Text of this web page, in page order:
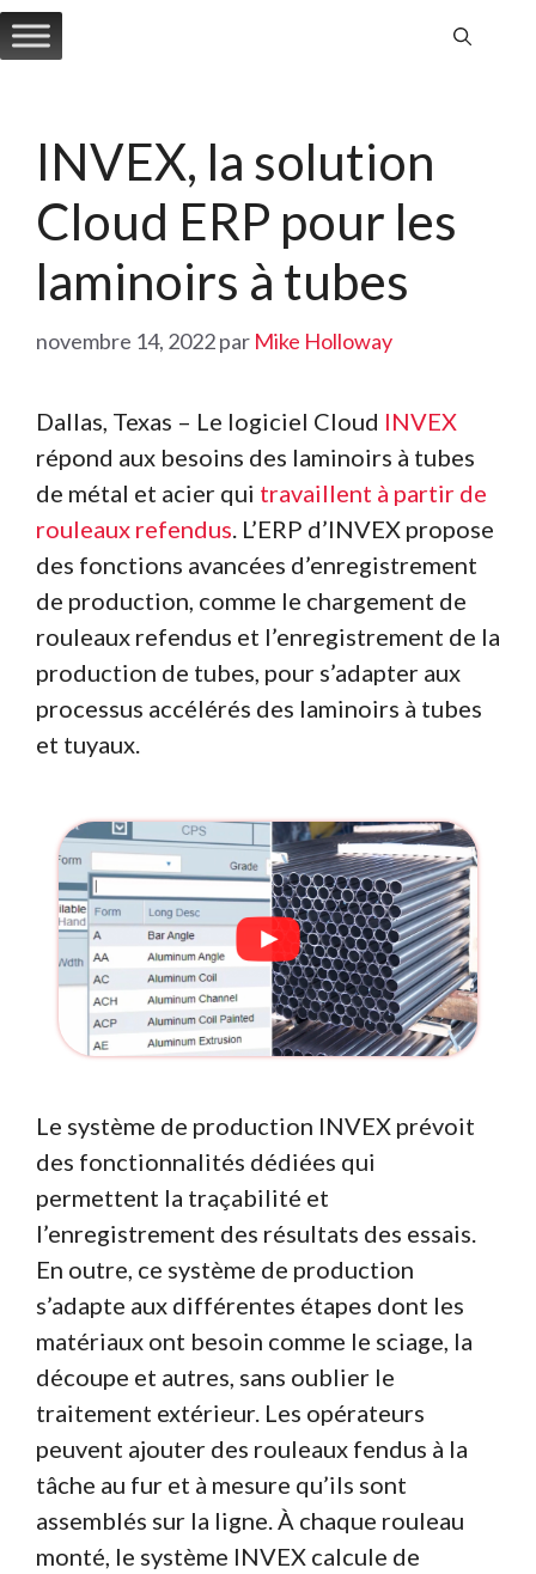
Aller
au
INVEX, la solution
Cloud ERP pour les
laminoirs à tubes
novembre 14, 2022par Mike Holloway
Dallas, Texas – Le logiciel Cloud INVEX
répond aux besoins des laminoirs à tubes
de métal et acier qui travaillent à partir de
rouleaux refendus. L’ERP d’INVEX propose
des fonctions avancées d’enregistrement
de production, comme le chargement de
rouleaux refendus et l’enregistrement de la
production de tubes, pour s’adapter aux
processus accélérés des laminoirs à tubes
et tuyaux.
Le système de production INVEX prévoit
des fonctionnalités dédiées qui
permettent la traçabilité et
l’enregistrement des résultats des essais.
En outre, ce système de production
s’adapte aux différentes étapes dont les
matériaux ont besoin comme le sciage, la
découpe et autres, sans oublier le
traitement extérieur. Les opérateurs
peuvent ajouter des rouleaux fendus à la
tâche au fur et à mesure qu’ils sont
assemblés sur la ligne. À chaque rouleau
monté, le système INVEX calcule de